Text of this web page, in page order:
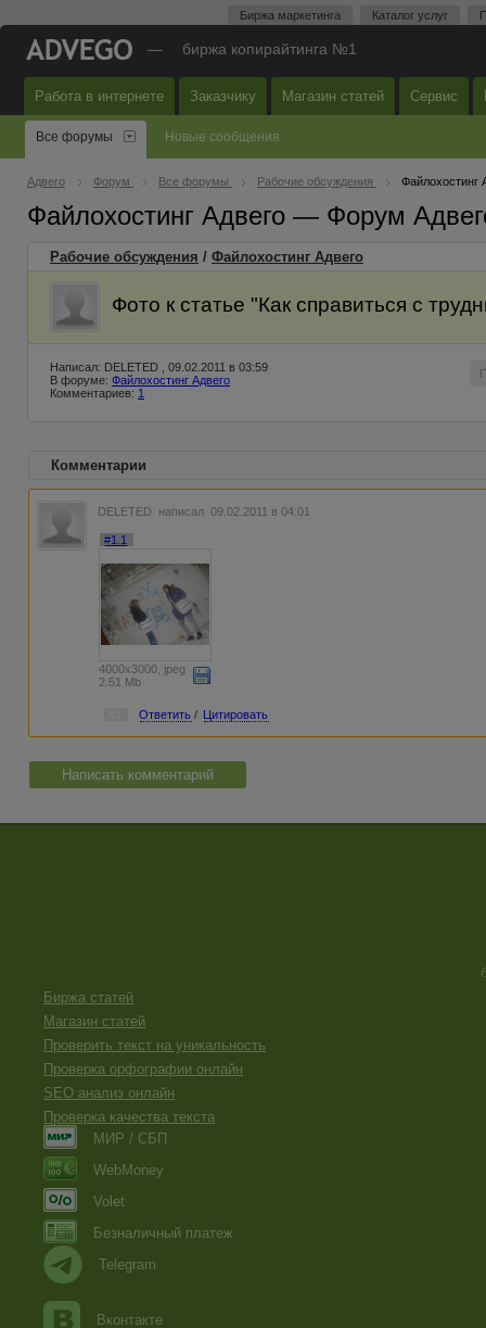
Биржа маркетинга Каталог услуг
— биржа копирайтинга №1
Работа в интернете Заказчику Магазин статей Сервис
Все форумы Новые сообщения
Адвего Форум Все форумы Рабочие обсуждения Файлохостинг
Файлохостинг Адвего — Форум
Рабочие обсуждения / Файлохостинг Адвего
Фото к статье "Как справиться с
Написал: DELETED , 09.02.2011 в 03:59
В форуме: Файлохостинг Адвего
Комментариев: 1
Комментарии
DELETED написал 09.02.2011 в 04:01
#1.1
4000x3000, jpeg
2.51 Mb
Ответить / Цитировать
Написать комментарий
Биржа статей
Магазин статей
Проверить текст на уникальность
Проверка орфографии онлайн
SEO анализ онлайн
Проверка качества текста
МИР / СБП
WebMoney
Volet
Безналичный платеж
Telegram
Вконтакте